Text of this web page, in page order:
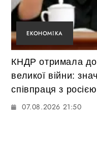
ЕКОНОМІКА
КНДР отримала до
великої війни:
співпраця з
07.08.2026 21:50